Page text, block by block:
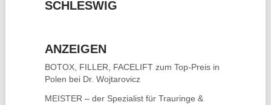
SCHLESWIG
ANZEIGEN
BOTOX, FILLER, FACELIFTzum Top-Preis in
Polen bei Dr. Wojtarovicz
MEISTER – der Spezialist für Trauringe &